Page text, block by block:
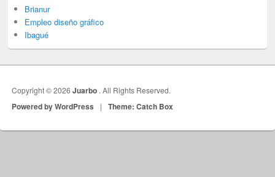
Brianur
Empleo diseño gráfico
Ibagué
Copyright © 2026Juarbo . All Rights Reserved.
Powered by WordPress | Theme: Catch Box